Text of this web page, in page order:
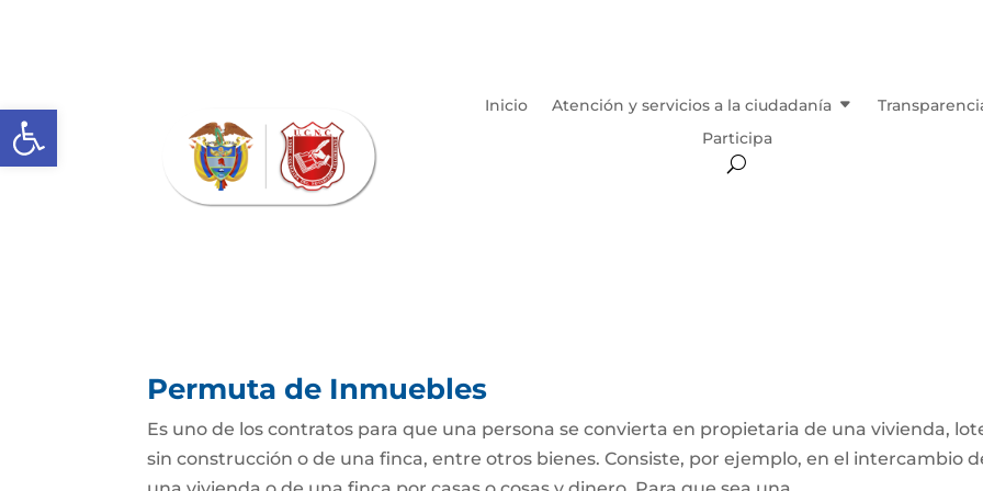
Abrir barra de herramientas Inicio Atención y servicios a la ciudadanía
Participa
Permuta de Inmuebles
Es uno de los contratos para que una persona se convierta en propietaria de una vivienda,
sin construcción o de una finca, entre otros bienes. Consiste, por ejemplo, en el intercambio